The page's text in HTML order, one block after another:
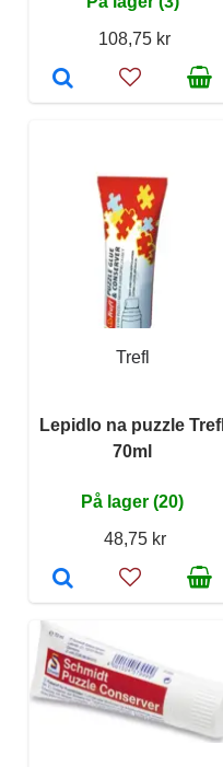
108,75 kr
Trefl
Lepidlo na puzzle Trefl
70ml
På lager (20)
48,75 kr